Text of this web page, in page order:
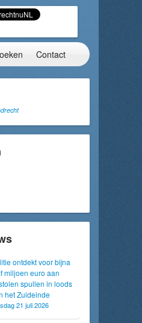
Contact
ontdekt voor bijna
miljoen euro aan
spullen in loods
het Zuideinde
21 juli 2026